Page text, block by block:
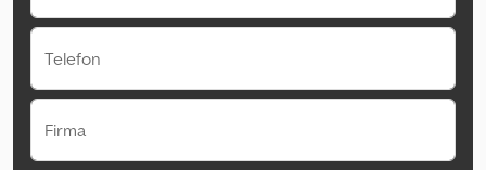
Telefon
Firma